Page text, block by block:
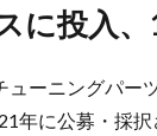
に投入
ューニングパー
年に公募・採